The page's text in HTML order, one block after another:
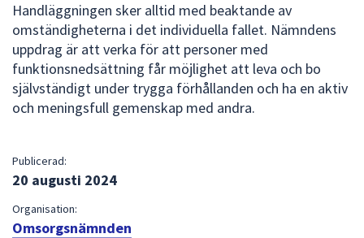
Handläggningen sker alltid med beaktande av
omständigheterna i det individuella fallet. Nämndens
uppdrag är att verka för att personer med
funktionsnedsättning får möjlighet att leva och bo
självständigt under trygga förhållanden och ha en aktiv
och meningsfull gemenskap med andra.
Publicerad:
20 augusti 2024
Organisation:
Omsorgsnämnden